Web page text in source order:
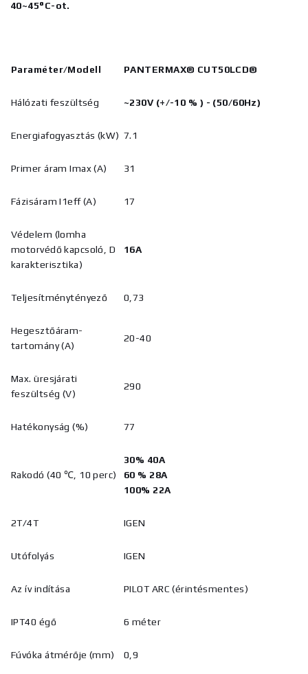
40~45°C-ot.
Paraméter/Modell PANTERMAX® CUT50LCD®
Hálózati feszültség ~230V (+/-10 % ) - (50/60Hz)
Energiafogyasztás (kW) 7.1
Primer áram Imax (A) 31
Fázisáram I1eff (A) 17
Védelem (lomha
motorvédő kapcsoló, D
karakterisztika)
16A
Teljesítménytényező 0,73
Hegesztőáram-
tartomány (A)
20-40
Max. üresjárati
feszültség (V)
290
Hatékonyság (%) 77
Rakodó (40 ℃, 10 perc)
30% 40A
60 % 28A
100% 22A
2T/4T IGEN
Utófolyás IGEN
Az ív indítása PILOT ARC (érintésmentes)
IPT40 égő 6 méter
Fúvóka átmérője (mm) 0,9